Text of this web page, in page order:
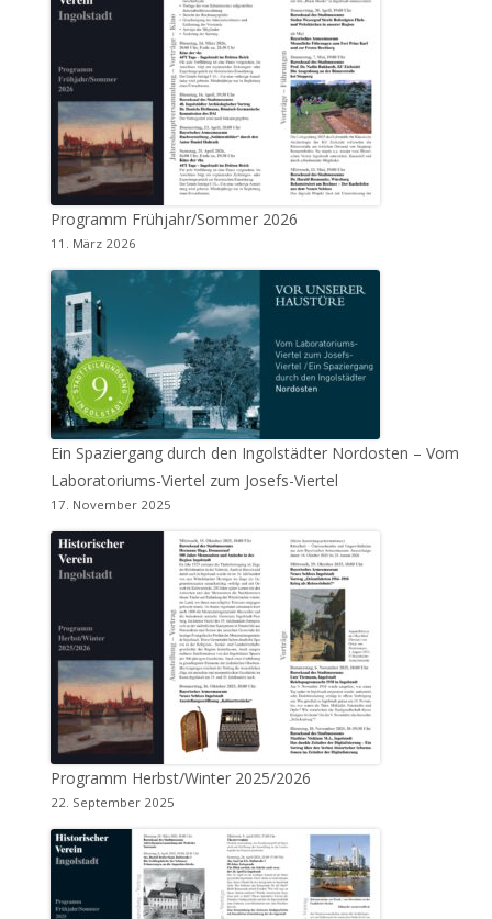
Programm Frühjahr/Sommer 2026
11. März 2026
Ein Spaziergang durch den Ingolstädter Nordosten – Vom
Laboratoriums-Viertel zum Josefs-Viertel
17. November 2025
Programm Herbst/Winter 2025/2026
22. September 2025